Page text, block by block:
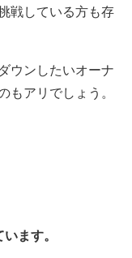
戦している方も存
ウンしたいオーナ
もアリでしょう。
ます。